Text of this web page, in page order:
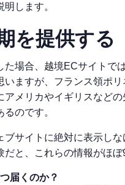
します。
を提供する
た場合、越境ECサイトで
いますが、フランス領ポ
アメリカやイギリスなど
のです。
ブサイトに絶対に表示し
だと、これらの情報がほ
届くのか？